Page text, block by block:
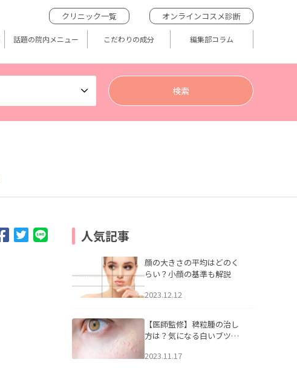
クリニック一覧 オンラインコスメ診断
話題の院内メニュー こだわりの成分 編集部コラム
人気記事
顔の大きさの平均はどのく
らい？小顔の基準も解説
2023.12.12
【医師監修】稗粒腫の治し
方は？気になる白いブツブ
アについて
2023.11.17